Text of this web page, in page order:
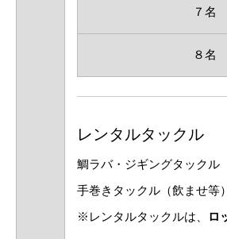
７名
８名
レンタルタックル
鯛ラバ・ジギングタックル
手巻きタックル（飲ませ
※レンタルタックルは、 ロ